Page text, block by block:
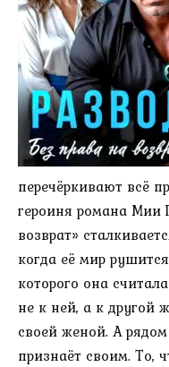
перечёркивают всё
героиня романа Мии
возврат»
когда её мир
которого она
не к ней, а к
своей женой. А
признаёт своим. То,